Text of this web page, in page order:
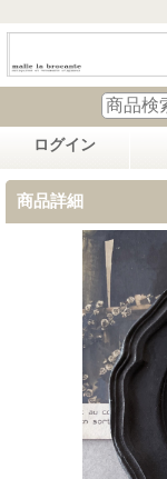
ログイン
商品詳細